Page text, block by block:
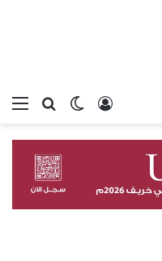
بحثالوضع
تسجيل الدخول